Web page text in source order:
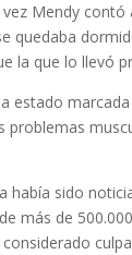
vez Mendy
quedaba
la que lo llevó
estado
problemas
había sido
más de
considerado